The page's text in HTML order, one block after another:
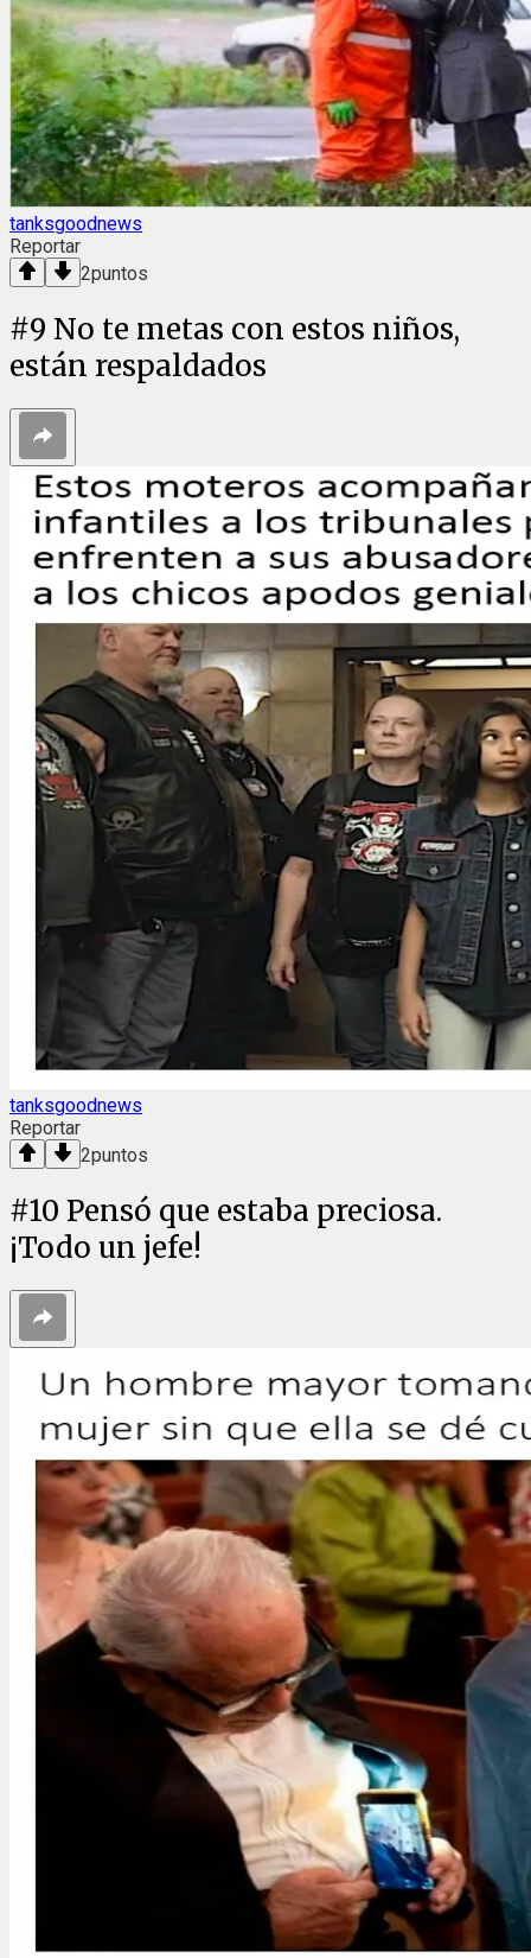
tanksgoodnews
Reportar
2puntos
#9 No te metas con estos niños,
están respaldados
tanksgoodnews
Reportar
2puntos
#10 Pensó que estaba preciosa.
¡Todo un jefe!